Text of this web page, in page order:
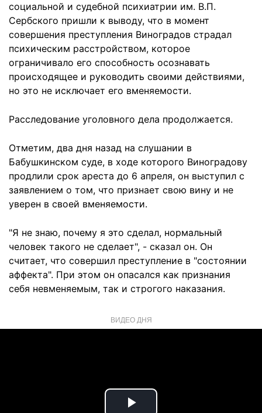
социальной и судебной психиатрии им. В.П.
Сербского пришли к выводу, что в момент
совершения преступления Виноградов страдал
психическим расстройством, которое
ограничивало его способность осознавать
происходящее и руководить своими действиями,
но это не исключает его вменяемости.
Расследование уголовного дела продолжается.
Отметим, два дня назад на слушании в
Бабушкинском суде, в ходе которого Виноградову
продлили срок ареста до 6 апреля, он выступил с
заявлением о том, что признает свою вину и не
уверен в своей вменяемости.
"Я не знаю, почему я это сделал, нормальный
человек такого не сделает", - сказал он. Он
считает, что совершил преступление в "состоянии
аффекта". При этом он опасался как признания
себя невменяемым, так и строгого наказания.
ВИДЕО ДНЯ